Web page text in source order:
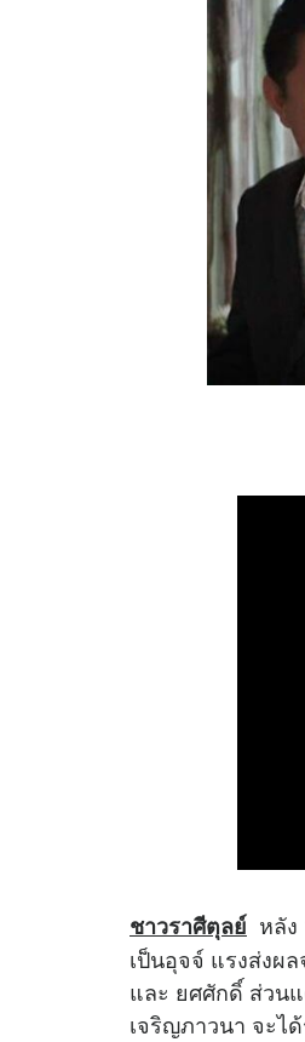
ชาวราศีตุลย์ หลัง
เป็นอุจจ์ แรงส่งผ
และ ยศศักดิ์ ส่วน
เจริญภาวนา จะไ